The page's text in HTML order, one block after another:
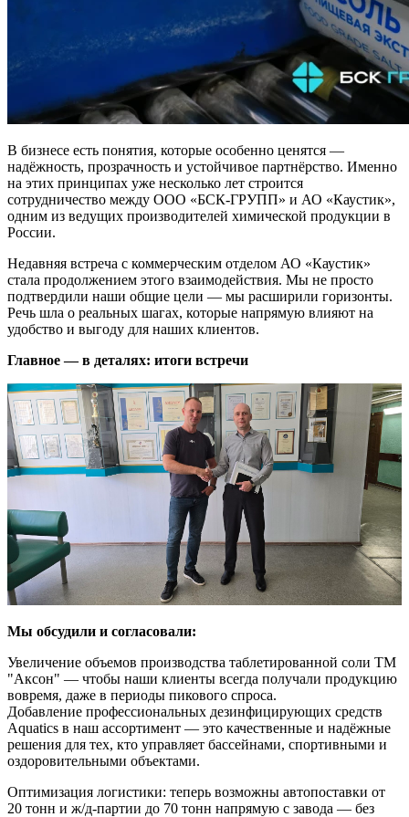
В бизнесе есть понятия, которые особенно ценятся —
надёжность, прозрачность и устойчивое партнёрство. Именно
на этих принципах уже несколько лет строится
сотрудничество между ООО «БСК-ГРУПП» и АО «Каустик»,
одним из ведущих производителей химической продукции в
России.
Недавняя встреча с коммерческим отделом АО «Каустик»
стала продолжением этого взаимодействия. Мы не просто
подтвердили наши общие цели — мы расширили горизонты.
Речь шла о реальных шагах, которые напрямую влияют на
удобство и выгоду для наших клиентов.
Главное — в деталях: итоги встречи
Мы обсудили и согласовали:
Увеличение объемов производства таблетированной соли ТМ
"Аксон" — чтобы наши клиенты всегда получали продукцию
вовремя, даже в периоды пикового спроса.
Добавление профессиональных дезинфицирующих средств
Aquatics в наш ассортимент — это качественные и надёжные
решения для тех, кто управляет бассейнами, спортивными и
оздоровительными объектами.
Оптимизация логистики: теперь возможны автопоставки от
20 тонн и ж/д-партии до 70 тонн напрямую с завода — без